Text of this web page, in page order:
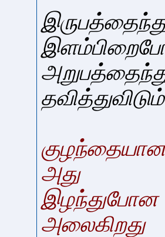
தவித்துவிடும்
குழந்தையான
அது
இழந்துபோன
அலைகிறது